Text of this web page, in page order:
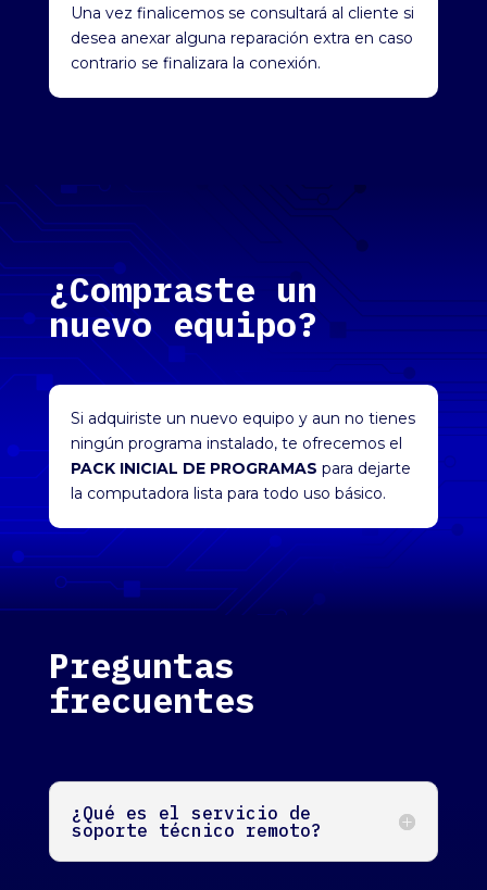
Una vez finalicemos se consultará al cliente si
desea anexar alguna reparación extra en caso
contrario se finalizara la conexión.
¿Compraste un
nuevo equipo?
Si adquiriste un nuevo equipo y aun no tienes
ningún programa instalado, te ofrecemos el
PACK INICIAL DE PROGRAMAS para dejarte
la computadora lista para todo uso básico.
Preguntas
frecuentes
¿Qué es el servicio de
soporte técnico remoto?